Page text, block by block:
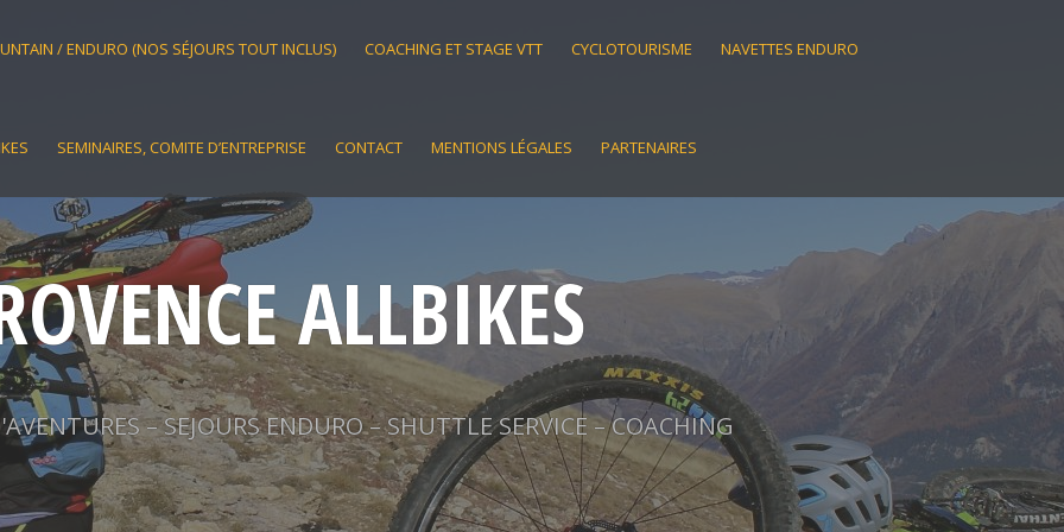
/ ENDURO (NOS SÉJOURS TOUT INCLUS) COACHING ET STAGE VTT CYCLOTOURISME NAVETTES ENDURO
SEMINAIRES, COMITE D’ENTREPRISE CONTACT MENTIONS LÉGALES PARTENAIRES
ALLBIKES
– SEJOURS ENDURO – SHUTTLE SERVICE – COACHING